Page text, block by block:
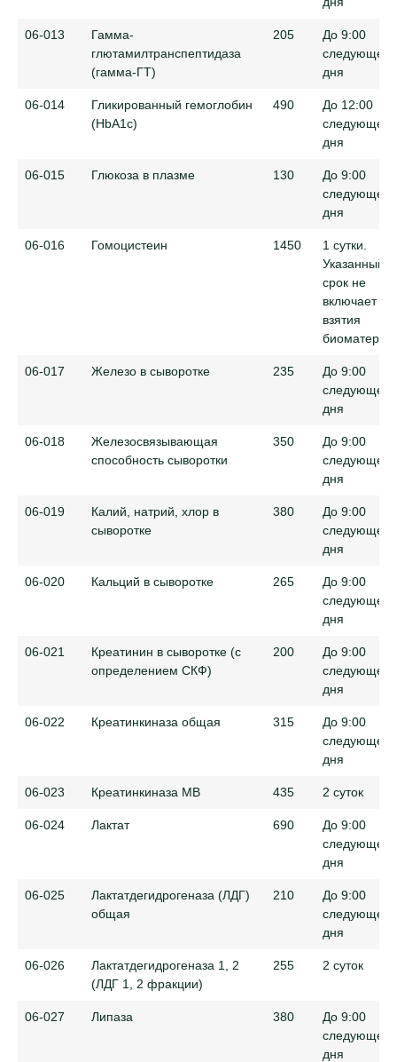
06-013
Гамма-
глютамилтранспептидаза
(гамма-ГТ)
205
До 9:00
следующего
дня
06-014
Гликированный гемоглобин
(HbA1c)
490
До 12:00
следующего
дня
06-015 Глюкоза в плазме 130
До 9:00
следующего
дня
06-016 Гомоцистеин 1450
1 сутки.
Указанный
срок не
включает
взятия
06-017 Железо в сыворотке 235
До 9:00
следующего
дня
06-018
Железосвязывающая
способность сыворотки
350
До 9:00
следующего
дня
06-019
Калий, натрий, хлор в
сыворотке
380
До 9:00
следующего
дня
06-020 Кальций в сыворотке 265
До 9:00
следующего
дня
06-021
Креатинин в сыворотке (с
определением СКФ)
200
До 9:00
следующего
дня
06-022 Креатинкиназа общая 315
До 9:00
следующего
дня
06-023 Креатинкиназа MB 435 2 суток
06-024 Лактат 690
До 9:00
следующего
дня
06-025
Лактатдегидрогеназа (ЛДГ)
общая
210
До 9:00
следующего
дня
06-026
Лактатдегидрогеназа 1, 2
(ЛДГ 1, 2 фракции)
255 2 суток
06-027 Липаза 380
До 9:00
следующего
дня